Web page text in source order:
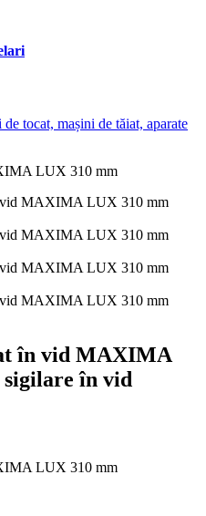
tocat, mașini de tăiat, aparate
în vid MAXIMA
în vid